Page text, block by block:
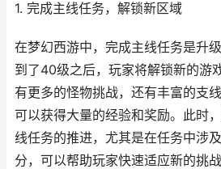
1. 完成主线任务，解锁新区域
在梦幻西游中，完成主线任务是升
到了40级之后，玩家将解锁新的游
有更多的怪物挑战，还有丰富的支
可以获得大量的经验和奖励。此时
线任务的推进，尤其是在任务中涉
分，可以帮助玩家快速适应新的挑战